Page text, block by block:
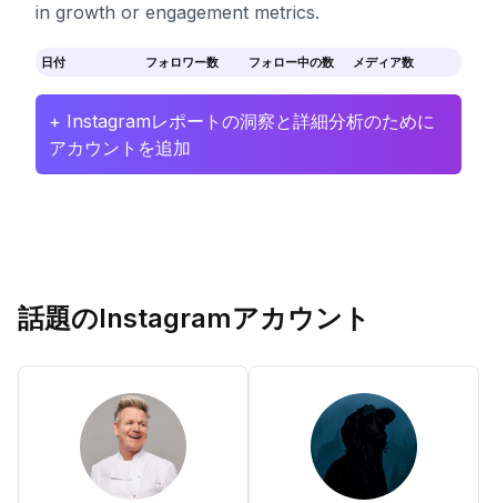
in growth or engagement metrics.
日付 フォロワー数 フォロー中の数 メディア数
+ Instagramレポートの洞察と詳細分析のために
アカウントを追加
話題のInstagramアカウント